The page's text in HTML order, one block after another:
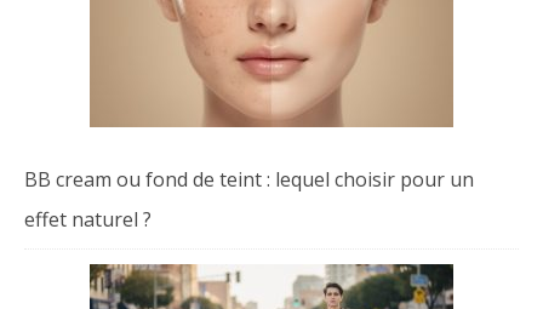
BB cream ou fond de teint : lequel choisir pour un
effet naturel ?